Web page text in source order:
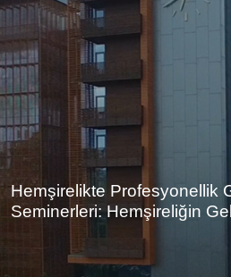
Hemşirelikte Profesyonellik
Seminerleri: Hemşireliğin